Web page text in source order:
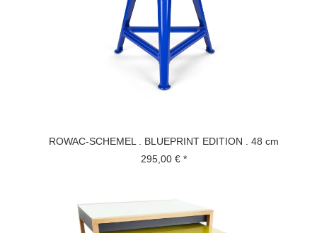
ROWAC-SCHEMEL . BLUEPRINT EDITION . 48 cm
295,00 € *